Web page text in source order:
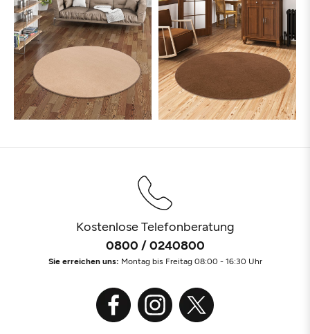
Kostenlose Telefonberatung
0800 / 0240800
Sie erreichen uns: Montag bis Freitag 08:00 - 16:30 Uhr